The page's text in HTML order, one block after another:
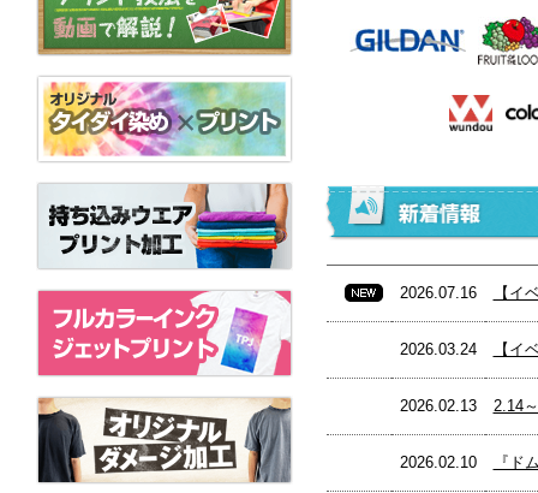
2026.07.16 【イ
2026.03.24 【イ
2026.02.13 2.14
2026.02.10 『ド